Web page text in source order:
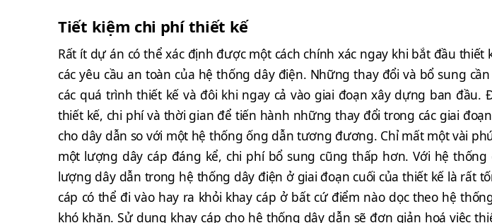
Tiết kiệm chi phí thiết kế
Rất ít dự án có thể xác định được một cách chính xác ngay khi bắt đầu
các yêu cầu an toàn của hệ thống dây điện. Những thay đổi và bổ sung
các quá trình thiết kế và đôi khi ngay cả vào giai đoạn xây dựng ban
thiết kế, chi phí và thời gian để tiến hành những thay đổi trong các giai
cho dây dẫn so với một hệ thống ống dẫn tương đương. Chỉ mất một vài
một lượng dây cáp đáng kể, chi phí bổ sung cũng thấp hơn. Với hệ
lượng dây dẫn trong hệ thống dây điện ở giai đoạn cuối của thiết kế là rất
cáp có thể đi vào hay ra khỏi khay cáp ở bất cứ điểm nào dọc theo hệ
khó khăn. Sử dụng khay cáp cho hệ thống dây dẫn sẽ đơn giản hoá việc